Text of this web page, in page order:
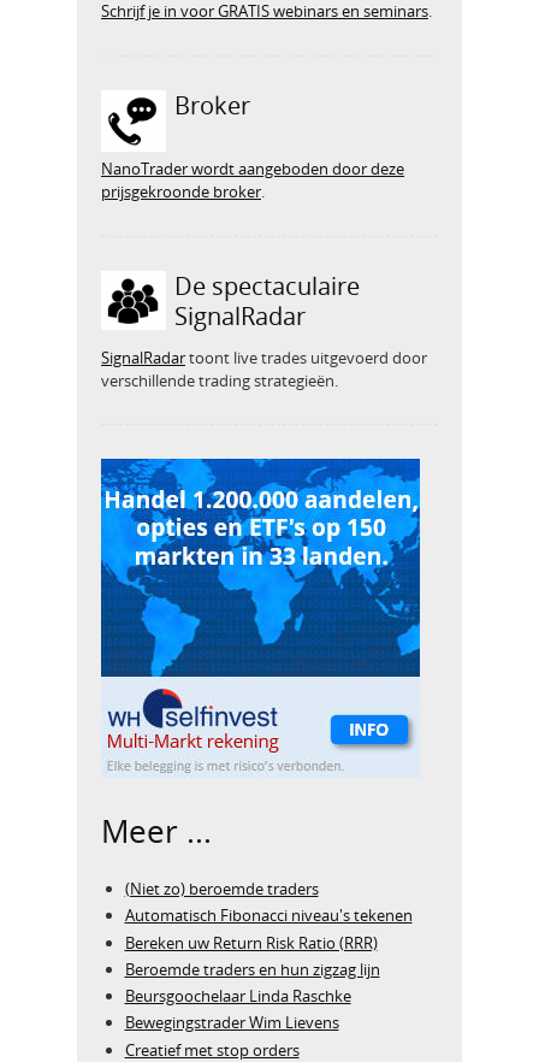
Schrijf je in voor GRATIS webinars en seminars.
Broker
NanoTrader wordt aangeboden door deze
prijsgekroonde broker.
De spectaculaire
SignalRadar
SignalRadartoont live trades uitgevoerd door
verschillende trading strategieën.
Meer ...
(Niet zo) beroemde traders
Automatisch Fibonacci niveau's tekenen
Bereken uw Return Risk Ratio (RRR)
Beroemde traders en hun zigzag lijn
Beursgoochelaar Linda Raschke
Bewegingstrader Wim Lievens
Creatief met stop orders